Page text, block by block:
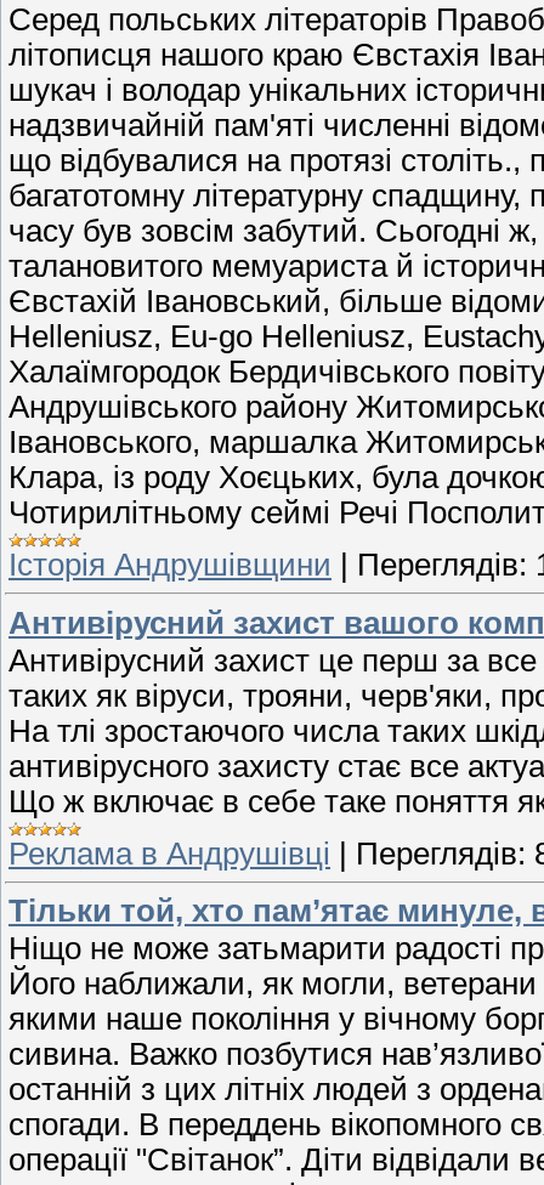
Серед польських літераторів
літописця нашого краю Євстахія
шукач і володар унікальних
надзвичайній пам'яті численні
що відбувалися на протязі
багатотомну літературну спадщину,
часу був зовсім забутий. Сьогодні
талановитого мемуариста й
Євстахій Івановський, більше
Helleniusz, Eu-go Helleniusz,
Халаїмгородок Бердичівського
Андрушівського району
Івановського, маршалка
Клара, із роду Хоєцьких, була
Чотирилітньому сеймі Речі
Історія Андрушівщини
Переглядів:
Антивірусний захист вашого
Антивірусний захист це перш за
таких як віруси, трояни, черв'яки,
На тлі зростаючого числа таких
антивірусного захисту стає все
Що ж включає в себе таке поняття
Реклама в Андрушівці | Переглядів:
Тільки той, хто пам’ятає минуле,
Ніщо не може затьмарити радості
Його наближали, як могли,
якими наше покоління у вічному
сивина. Важко позбутися
останній з цих літніх людей з
спогади. В переддень вікопомного
операції "Світанок”. Діти відвідали